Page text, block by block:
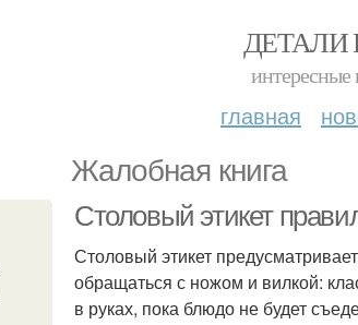
ДЕТАЛИ
интересные
главная
Жалобная книга
Столовый этикет
Столовый этикет
обращаться с ножом и вилкой:
в руках, пока блюдо не будет